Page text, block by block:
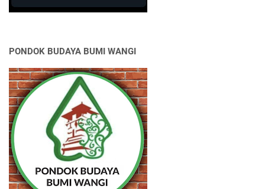
PONDOK BUDAYA BUMI WANGI